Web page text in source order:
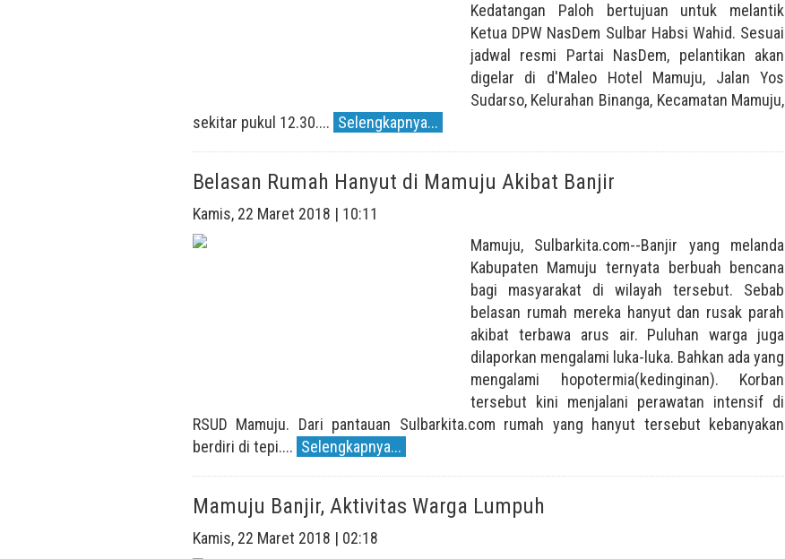
Kedatangan Paloh bertujuan untuk melantik
Ketua DPW NasDem Sulbar Habsi Wahid. Sesuai
jadwal resmi Partai NasDem, pelantikan akan
digelar di d'Maleo Hotel Mamuju, Jalan Yos
Sudarso, Kelurahan Binanga, Kecamatan Mamuju,
sekitar pukul 12.30.... Selengkapnya...
Belasan Rumah Hanyut di Mamuju Akibat Banjir
Kamis, 22 Maret 2018 | 10:11
Mamuju, Sulbarkita.com--Banjir yang melanda
Kabupaten Mamuju ternyata berbuah bencana
bagi masyarakat di wilayah tersebut. Sebab
belasan rumah mereka hanyut dan rusak parah
akibat terbawa arus air. Puluhan warga juga
dilaporkan mengalami luka-luka. Bahkan ada yang
mengalami hopotermia(kedinginan). Korban
tersebut kini menjalani perawatan intensif di
RSUD Mamuju. Dari pantauan Sulbarkita.com rumah yang hanyut tersebut kebanyakan
berdiri di tepi.... Selengkapnya...
Mamuju Banjir, Aktivitas Warga Lumpuh
Kamis, 22 Maret 2018 | 02:18